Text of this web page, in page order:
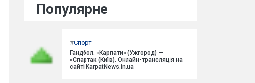
Популярне
#Спорт
Гандбол. «Карпати» (Ужгород) —
«Спартак (Київ). Онлайн-трансляція на
сайті KarpatNews.in.ua